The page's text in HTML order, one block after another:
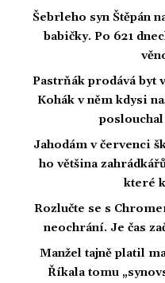
Šebrleho syn Štěpán
babičky. Po 621
Pastrňák prodává byt
Kohák v něm kdysi
Jahodám v červenci
ho většina
které
Rozlučte se s
neochrání. Je čas
Manžel tajně platil
Říkala tomu